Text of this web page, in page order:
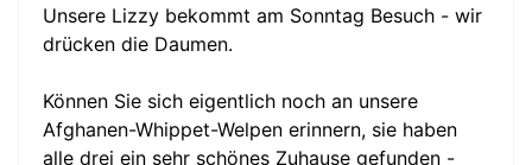
Unsere Lizzy bekommt am Sonntag Besuch - wir
drücken die Daumen.
Können Sie sich eigentlich noch an unsere
Afghanen-Whippet-Welpen erinnern, sie haben
alle drei ein sehr schönes Zuhause gefunden -